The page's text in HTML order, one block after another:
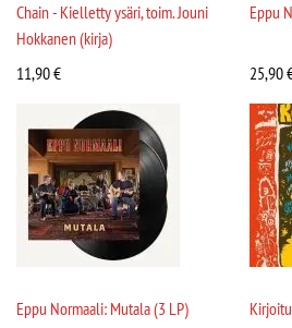
Chain - Kielletty ysäri, toim. Jouni
Hokkanen (kirja)
11,90€
Eppu
25,90
Eppu Normaali: Mutala (3 LP)